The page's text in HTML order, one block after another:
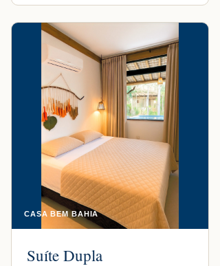
CASA BEM BAHIA
Suíte Dupla